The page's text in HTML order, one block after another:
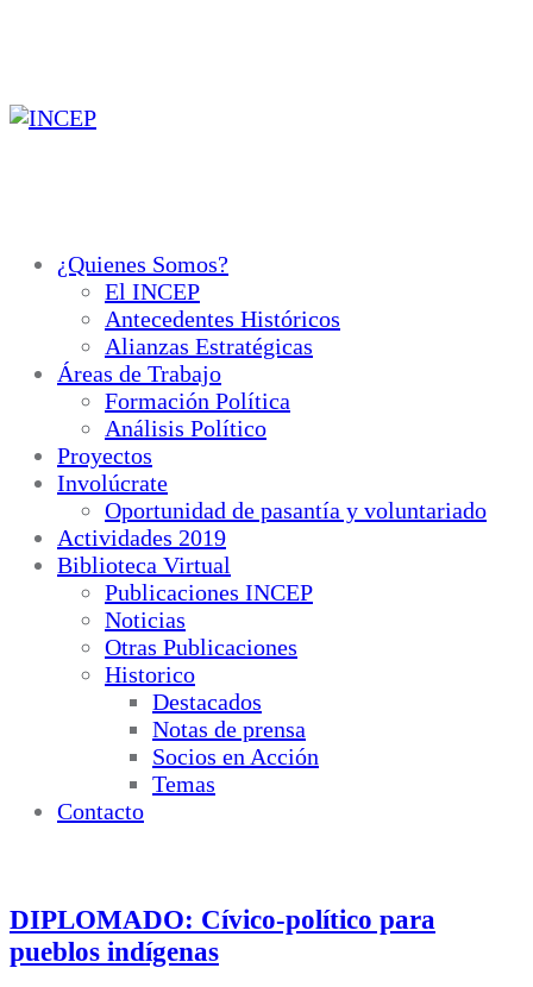
¿Quienes Somos?
El INCEP
Antecedentes Históricos
Alianzas Estratégicas
Áreas de Trabajo
Formación Política
Análisis Político
Proyectos
Involúcrate
Oportunidad de pasantía y voluntariado
Actividades 2019
Biblioteca Virtual
Publicaciones INCEP
Noticias
Otras Publicaciones
Historico
Destacados
Notas de prensa
Socios en Acción
Temas
Contacto
DIPLOMADO: Cívico-político para
pueblos indígenas